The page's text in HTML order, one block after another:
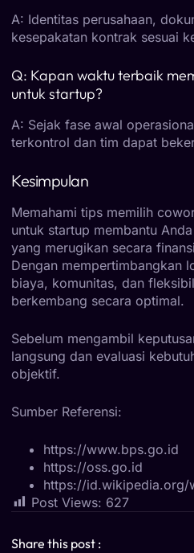
A: Identitas perusahaan,
kesepakatan kontrak sesuai
Q: Kapan waktu terbaik
untuk startup?
A: Sejak fase awal
terkontrol dan tim dapat
Kesimpulan
Memahami tips memilih
untuk startup membantu
yang merugikan secara
Dengan mempertimbangkan
biaya, komunitas, dan
berkembang secara optimal.
Sebelum mengambil
langsung dan evaluasi
objektif.
Sumber Referensi:
https://www.bps.go.id
https://oss.go.id
https://id.wikipedia.org/
Post Views: 627
Share this post :